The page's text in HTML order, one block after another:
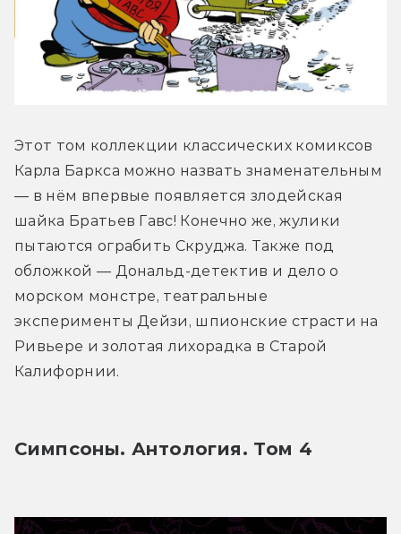
Этот том коллекции классических комиксов
Карла Баркса можно назвать знаменательным
— в нём впервые появляется злодейская
шайка Братьев Гавс! Конечно же, жулики
пытаются ограбить Скруджа. Также под
обложкой — Дональд-детектив и дело о
морском монстре, театральные
эксперименты Дейзи, шпионские страсти на
Ривьере и золотая лихорадка в Старой
Калифорнии.
Симпсоны. Антология. Том 4